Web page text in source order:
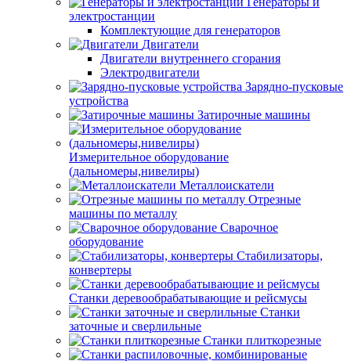
электростанции
Комплектующие для генераторов
Двигатели
Двигатели внутреннего сгорания
Электродвигатели
Зарядно-пусковые
устройства
Затирочные машины
Измерительное оборудование
(дальномеры,нивелиры)
Металлоискатели
Отрезные
машины по металлу
Сварочное
оборудование
Стабилизаторы,
конвертеры
Станки деревообрабатывающие и рейсмусы
Станки
заточные и сверлильные
Станки плиткорезные